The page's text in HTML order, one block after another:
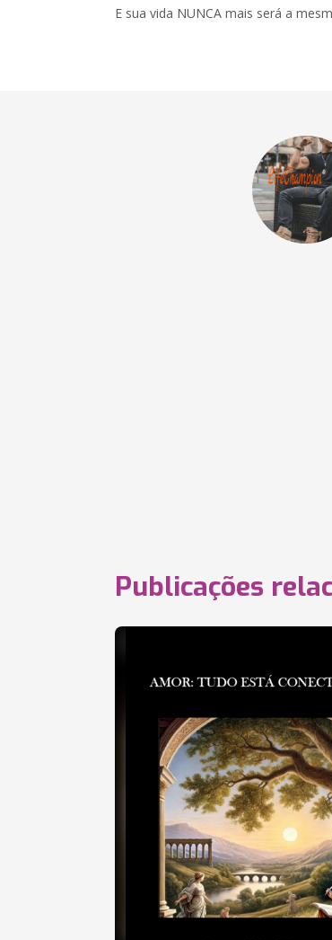
E sua vida NUNCA mais será a
Publicações